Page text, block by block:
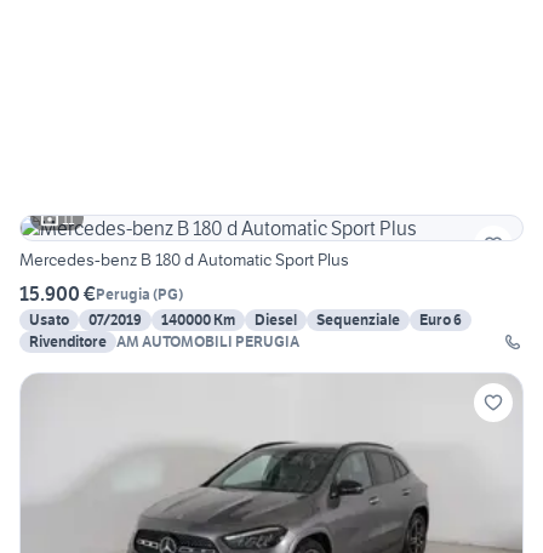
11
Mercedes-benz B 180 d Automatic Sport Plus
15.900 €Perugia (PG)
Usato
07/2019 140000 Km Diesel Sequenziale
Euro 6
Rivenditore AM AUTOMOBILI PERUGIA